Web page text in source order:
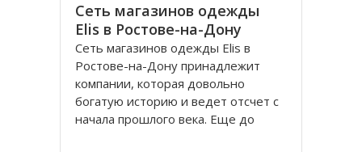
Сеть магазинов одежды
Elis в Ростове-на-Дону
Сеть магазинов одежды Elis в
Ростове-на-Дону принадлежит
компании, которая довольно
богатую историю и ведет отсчет с
начала прошлого века. Еще до